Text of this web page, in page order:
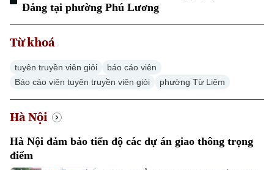
Đảng tại phường Phú Lương
Từ khoá
tuyên truyền viên giỏi
báo cáo viên
Báo cáo viên tuyên truyền viên giỏi
phường Từ Liêm
Hà Nội
Hà Nội đảm bảo tiến độ các dự án giao thông trọng
điểm